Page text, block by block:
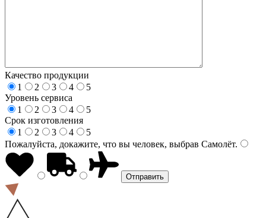
Качество продукции
1
2 3 4
5
Уровень сервиса
1
2 3 4
5
Срок изготовления
1
2 3 4
5
Пожалуйста, докажите, что вы человек, выбрав Самолёт.